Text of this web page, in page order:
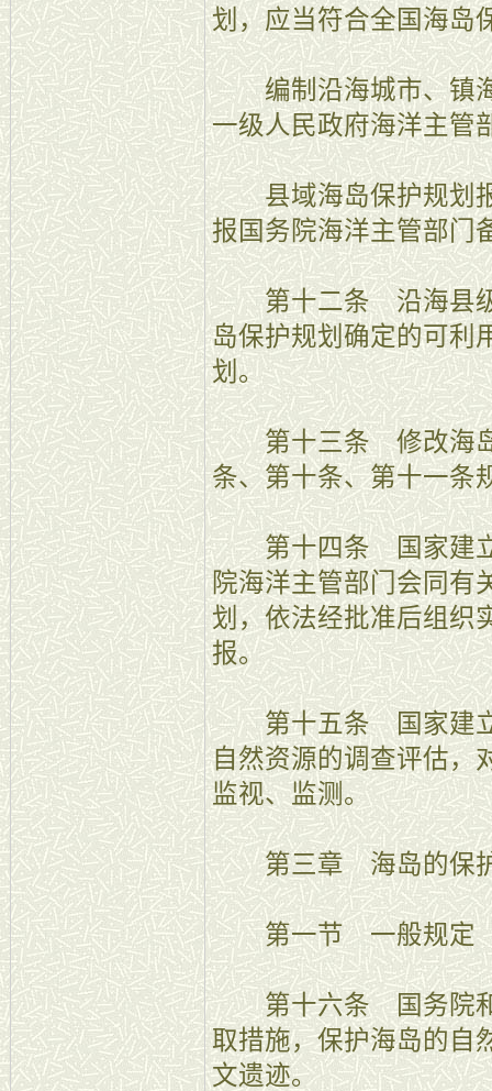
划，应当符合全国海岛
编制沿海城市、镇海
一级人民政府海洋主管
县域海岛保护规划报
报国务院海洋主管部门
第十二条 沿海县级
岛保护规划确定的可利
划。
第十三条 修改海岛
条、第十条、第十一条
第十四条 国家建立
院海洋主管部门会同有
划，依法经批准后组织
报。
第十五条 国家建立
自然资源的调查评估，
监视、监测。
第三章 海岛的保
第一节 一般规定
第十六条 国务院和
取措施，保护海岛的自
文遗迹。